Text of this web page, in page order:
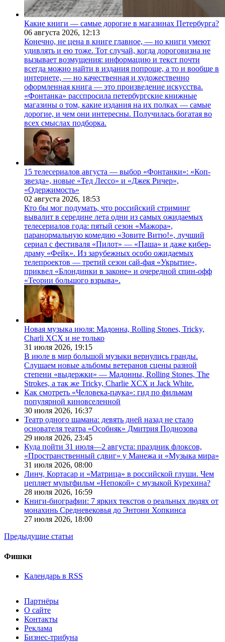
Какие книги — самые дорогие в магазинах Петербурга?
06 августа 2026, 12:13
Конечно, не цена в книге главное, — но книги умеют
удивлять и ею тоже. Тот случай, когда дороговизна не
вызывает возмущения: информацию и текст почти
всегда можно найти в издания попроще, а то и вообще в
интернете, — но качественная и художественно
оформленная книга — это произведение искусства.
«Фонтанка» расспросила петербургские книжные
магазины о том, какие издания на их полках — самые
дорогие, и чем они интересны. Получилась богатая во
всех смыслах подборка.
15 телесериалов августа — выбор «Фонтанки»: «Коп-
звезда», новые «Тед Лессо» и «Джек Ричер»,
«Одержимость»
02 августа 2026, 18:53
Кто бы мог подумать, что российский стриминг
вывалит в середине лета одни из самых ожидаемых
телесериалов года: пятый сезон «Мажора»,
паранормальную комедию «Зовите Витю!», лучший
сериал с фестиваля «Пилот» — «Паша» и даже кибер-
драму «Фейк». Из зарубежных особо ожидаемых
телепроектов — третий сезон сай-фая «Укрытие»,
приквел «Блондинки в законе» и очередной спин-офф
«Теории большого взрыва».
Новая музыка июля: Мадонна, Rolling Stones, Tricky,
Charli XCX и не только
31 июля 2026, 19:15
В июле в мир большой музыки вернулись гранды.
Слушаем новые альбомы ветеранов сцены разной
степени «выдержки» — Мадонны, Rolling Stones, The
Strokes, а так же Tricky, Charlie XCX и Jack White.
Как смотреть «Человека-паука»: гид по фильмам
популярной киновселенной
30 июля 2026, 16:37
Театр одного шамана: девять дней назад не стало
основателя театра «Особняк» Дмитрия Поднозова
29 июля 2026, 23:45
Куда пойти 31 июля—2 августа: праздник флоксов,
«Пространственный сдвиг» у Манежа и «Музыка мира»
31 июля 2026, 08:00
Линч, Кортасар и «Матрица» в российской глуши. Чем
цепляет мультфильм «Непокой» с музыкой Курехина?
28 июля 2026, 16:59
Книги-биографии: 7 ярких текстов о реальных людях от
монахинь Средневековья до Энтони Хопкинса
27 июля 2026, 18:00
Предыдущие статьи
Фишки
Календарь в RSS
Партнёры
О сайте
Контакты
Реклама
Бизнес-трибуна